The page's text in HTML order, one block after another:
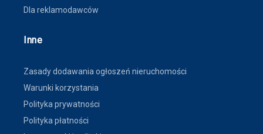
Dla reklamodawców
Inne
Zasady dodawania ogłoszeń nieruchomości
Warunki korzystania
Polityka prywatności
Polityka płatności